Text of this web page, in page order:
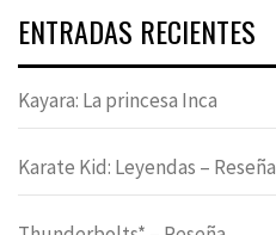
ENTRADAS RECIENTES
Kayara: La princesa Inca
Karate Kid: Leyendas – Reseña